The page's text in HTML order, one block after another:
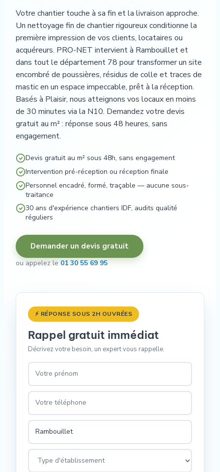
Votre chantier touche à sa fin et la livraison approche.
Un nettoyage fin de chantier rigoureux conditionne la
première impression de vos clients, locataires ou
acquéreurs. PRO-NET intervient à Rambouillet et
dans tout le département 78 pour transformer un site
encombré de poussières, résidus de colle et traces de
mastic en un espace impeccable, prêt à la réception.
Basés à Plaisir, nous atteignons vos locaux en moins
de 30 minutes via la N10. Demandez votre devis
gratuit au m² : réponse sous 48 heures, sans
engagement.
Devis gratuit au m² sous 48h, sans engagement
Intervention pré-réception ou réception finale
Personnel encadré, formé, traçable — aucune sous-
traitance
30 ans d'expérience chantiers IDF, audits qualité
réguliers
Demander un devis gratuit
ou appelez le01 30 55 69 95
⚡ RÉPONSE SOUS 2H OUVRÉES
Rappel gratuit immédiat
Décrivez votre besoin, un expert vous rappelle.